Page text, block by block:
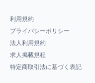
利用規約
プライバシーポリシー
法人利用規約
求人掲載規程
特定商取引法に基づく表記